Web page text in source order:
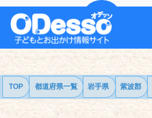
TOP 都道府県一覧 岩手県 紫波郡